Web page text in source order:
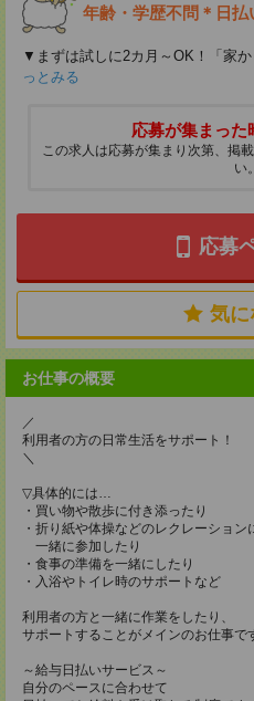
年齢・学歴不問＊日
▼まずは試しに2カ月～OK！「家
っとみる
応募が集まった
この求人は応募が集まり次第、掲
い。
応募
気に
お仕事の概要
／
利用者の方の日常生活をサポート！
＼
▽具体的には…
・買い物や散歩に付き添ったり
・折り紙や体操などのレクレーション
一緒に参加したり
・食事の準備を一緒にしたり
・入浴やトイレ時のサポートなど
利用者の方と一緒に作業をしたり、
サポートすることがメインのお仕事で
～給与日払いサービス～
自分のペースに合わせて